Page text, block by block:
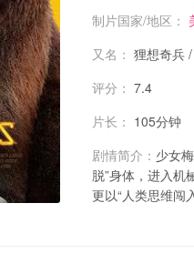
制片国家/地区：
又名： 狸想奇兵
评分： 7.4
片长： 105分钟
剧情简介： 少女
脱”身体，进入机
更以“人类思维闯